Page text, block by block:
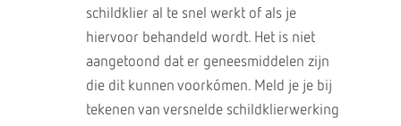
schildklier al te snel werkt of als je
hiervoor behandeld wordt. Het is niet
aangetoond dat er geneesmiddelen zijn
die dit kunnen voorkómen. Meld je je bij
tekenen van versnelde schildklierwerking